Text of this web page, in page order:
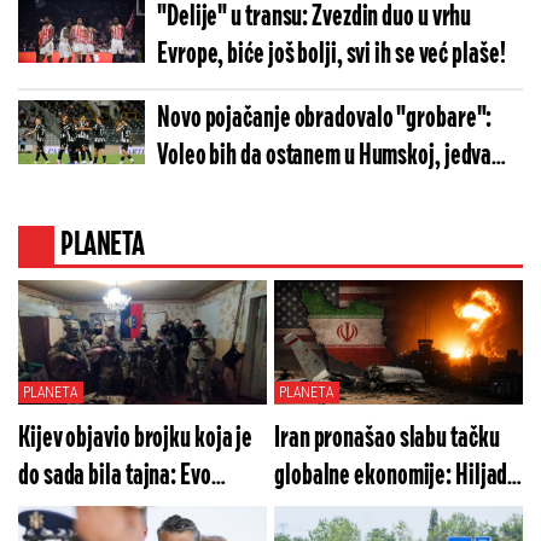
"Delije" u transu: Zvezdin duo u vrhu
Evrope, biće još bolji, svi ih se već plaše!
Novo pojačanje obradovalo "grobare":
Voleo bih da ostanem u Humskoj, jedva
PLANETA
PLANETA
Kijev objavio brojku koja je
do sada bila tajna: Evo
koliko stranih plaćenika
PLANETA
Iran pronašao slabu tačku
globalne ekonomije: Hiljade
milijardi biće spržene,